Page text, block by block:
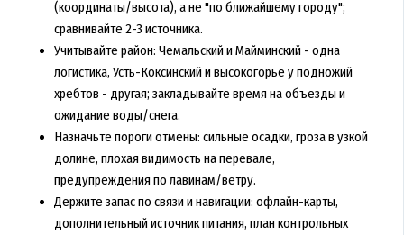
(координаты/высота), а не "по ближайшему городу";
сравнивайте 2-3 источника.
Учитывайте район: Чемальский и Майминский - одна
логистика, Усть-Коксинский и высокогорье у подножий
хребтов - другая; закладывайте время на объезды и
ожидание воды/снега.
Назначьте пороги отмены: сильные осадки, гроза в узкой
долине, плохая видимость на перевале,
предупреждения по лавинам/ветру.
Держите запас по связи и навигации: офлайн-карты,
дополнительный источник питания, план контрольных